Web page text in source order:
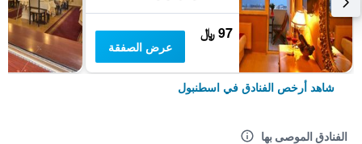
97 ﷼
عرض الصفقة
شاهد أرخص الفنادق في اسطنبول
الفنادق الموصى بها